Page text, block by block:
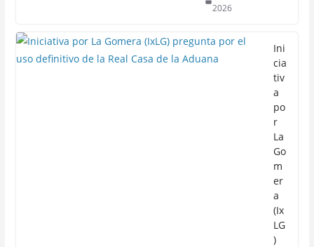
2026
Ini
cia
tiv
a
po
r
La
Go
m
er
a
(Ix
LG
)